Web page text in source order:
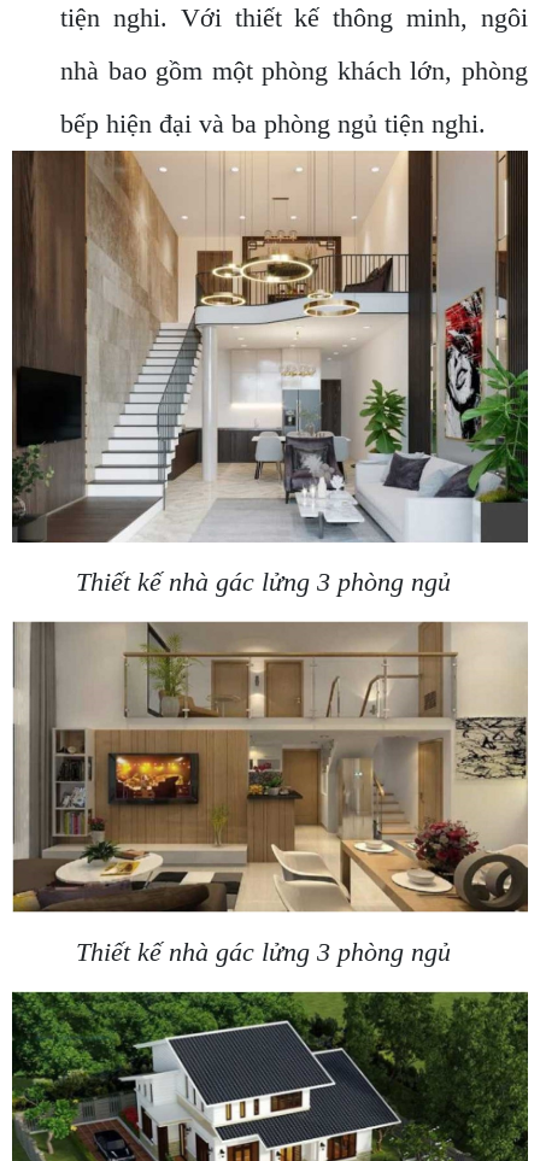
tiện nghi. Với thiết kế thông minh, ngôi
nhà bao gồm một phòng khách lớn, phòng
bếp hiện đại và ba phòng ngủ tiện nghi.
Thiết kế nhà gác lửng 3 phòng ngủ
Thiết kế nhà gác lửng 3 phòng ngủ